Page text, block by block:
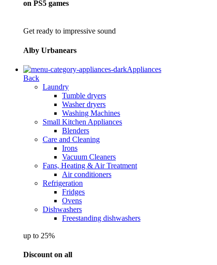
on PS5 games
Get ready to impressive sound
Alby Urbanears
Appliances
Back
Laundry
Tumble dryers
Washer dryers
Washing Machines
Small Kitchen Appliances
Blenders
Care and Cleaning
Irons
Vacuum Cleaners
Fans, Heating & Air Treatment
Air conditioners
Refrigeration
Fridges
Ovens
Dishwashers
Freestanding dishwashers
up to 25%
Discount on all